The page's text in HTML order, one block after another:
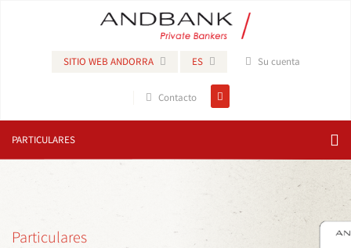
SITIO WEB ANDORRA ES Su cuenta
Contacto
PARTICULARES
Particulares